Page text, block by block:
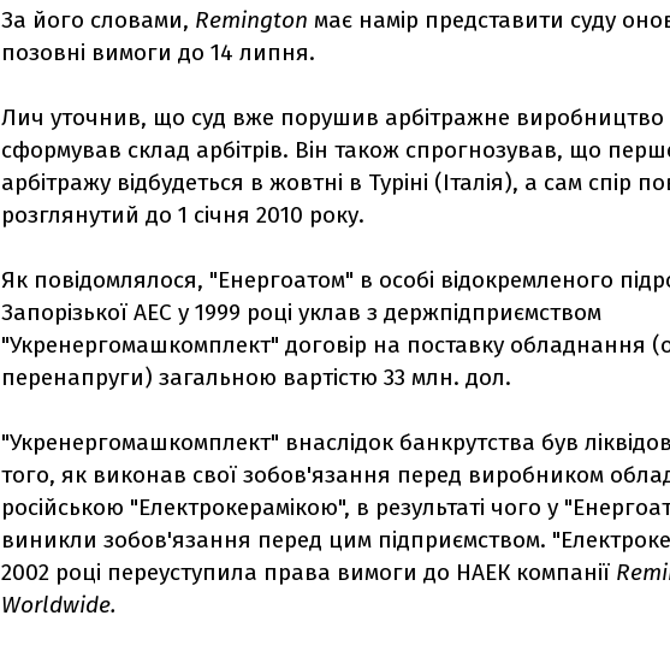
За його словами, Remington має намір представити суду
позовні вимоги до 14 липня.
Лич уточнив, що суд вже порушив арбітражне виробництво
сформував склад арбітрів. Він також спрогнозував, що
арбітражу відбудеться в жовтні в Туріні (Італія), а сам спір
розглянутий до 1 січня 2010 року.
Як повідомлялося, "Енергоатом" в особі відокремленого
Запорізької АЕС у 1999 році уклав з держпідприємством
"Укренергомашкомплект" договір на поставку обладнання
перенапруги) загальною вартістю 33 млн. дол.
"Укренергомашкомплект" внаслідок банкрутства був
того, як виконав свої зобов'язання перед виробником
російською "Електрокерамікою", в результаті чого у
виникли зобов'язання перед цим підприємством.
2002 році переуступила права вимоги до НАЕК компанії
Worldwide.